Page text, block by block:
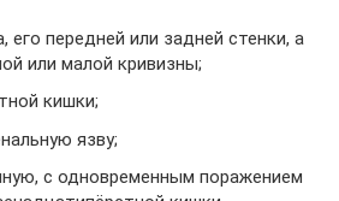
его передней или задней стенки, а
или малой кривизны;
кишки;
язву;
с одновременным поражением